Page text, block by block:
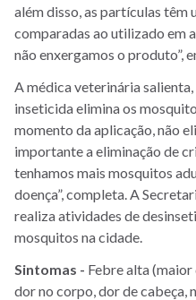
além disso, as partículas têm
comparadas ao utilizado em
não enxergamos o produto”,
A médica veterinária
inseticida elimina os
momento da aplicação, não
importante a eliminação de
tenhamos mais mosquitos
doença”, completa. A
realiza atividades de
mosquitos na cidade.
Sintomas - Febre alta (maior
dor no corpo, dor de cabeça,